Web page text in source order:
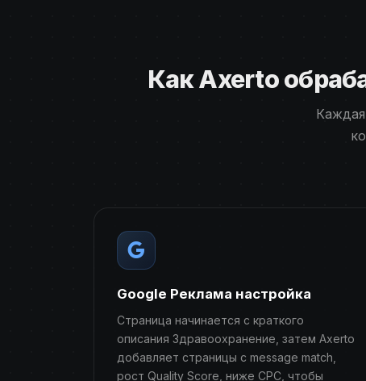
Как Axerto
Google Реклама настройка
Страница начинается с краткого
описания Здравоохранение, затем Axerto
добавляет страницы с message match,
рост Quality Score, ниже CPC, чтобы